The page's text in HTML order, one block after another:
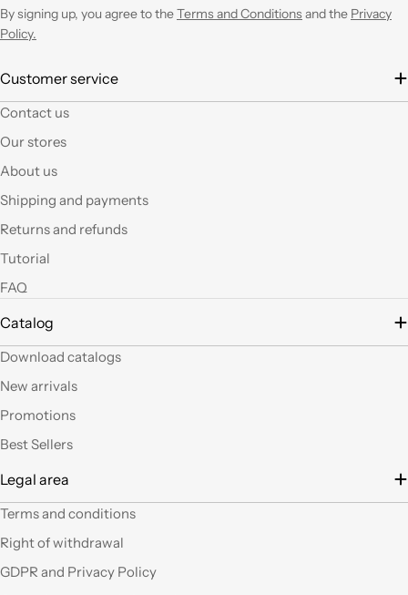
ne avrò necessità con
visitare il nuovo
By signing up, you agree to theTerms and Conditions and the Privacy
Policy.
Customer service
Contact us
Our stores
About us
Shipping and payments
Returns and refunds
Tutorial
FAQ
Catalog
Download catalogs
New arrivals
Promotions
Best Sellers
Legal area
Terms and conditions
Right of withdrawal
GDPR and Privacy Policy